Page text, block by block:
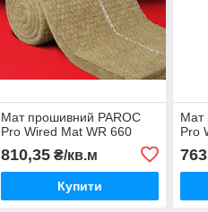
Мат прошивний PAROC
Pro Wired Mat WR 660
810,35₴/кв.м
Купити
Мат
Pro